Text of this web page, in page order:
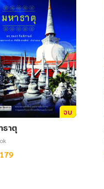
จบ
ธาตุ
179